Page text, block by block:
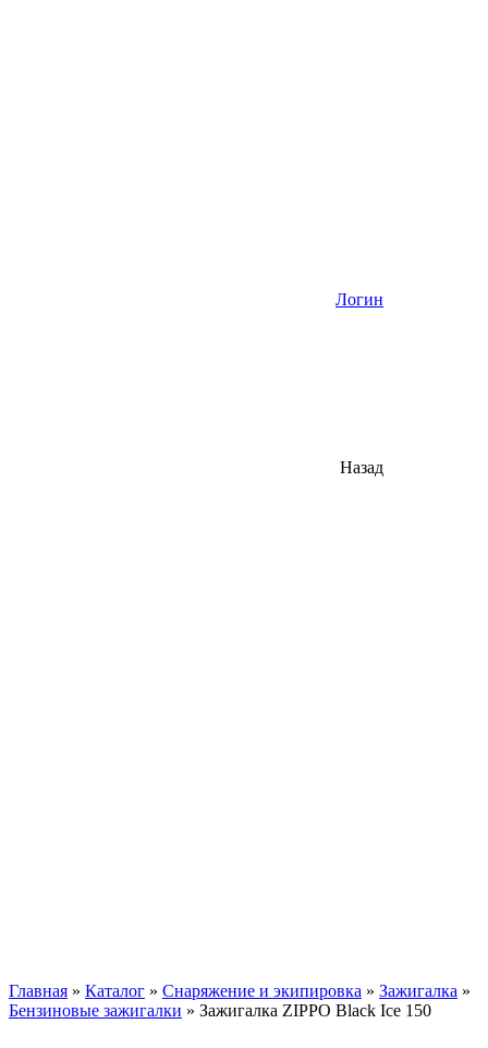
Логин
Назад
Главная » Каталог » Снаряжение и экипировка » Зажигалка »
Бензиновые зажигалки » Зажигалка ZIPPO Black Ice 150